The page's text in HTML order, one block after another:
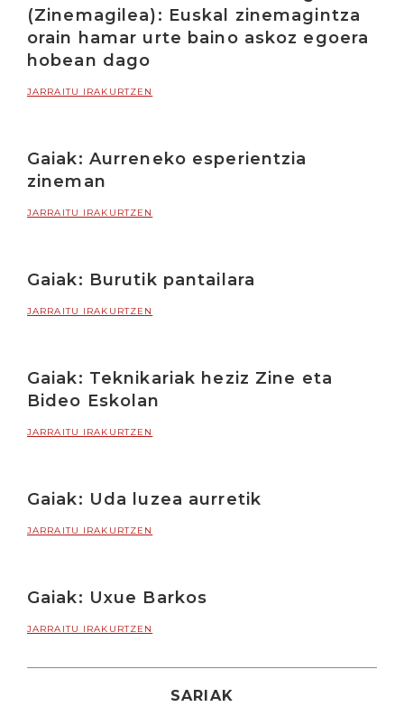
(Zinemagilea): Euskal zinemagintza
orain hamar urte baino askoz egoera
hobean dago
JARRAITU IRAKURTZEN
Gaiak: Aurreneko esperientzia
zineman
JARRAITU IRAKURTZEN
Gaiak: Burutik pantailara
JARRAITU IRAKURTZEN
Gaiak: Teknikariak heziz Zine eta
Bideo Eskolan
JARRAITU IRAKURTZEN
Gaiak: Uda luzea aurretik
JARRAITU IRAKURTZEN
Gaiak: Uxue Barkos
JARRAITU IRAKURTZEN
SARIAK